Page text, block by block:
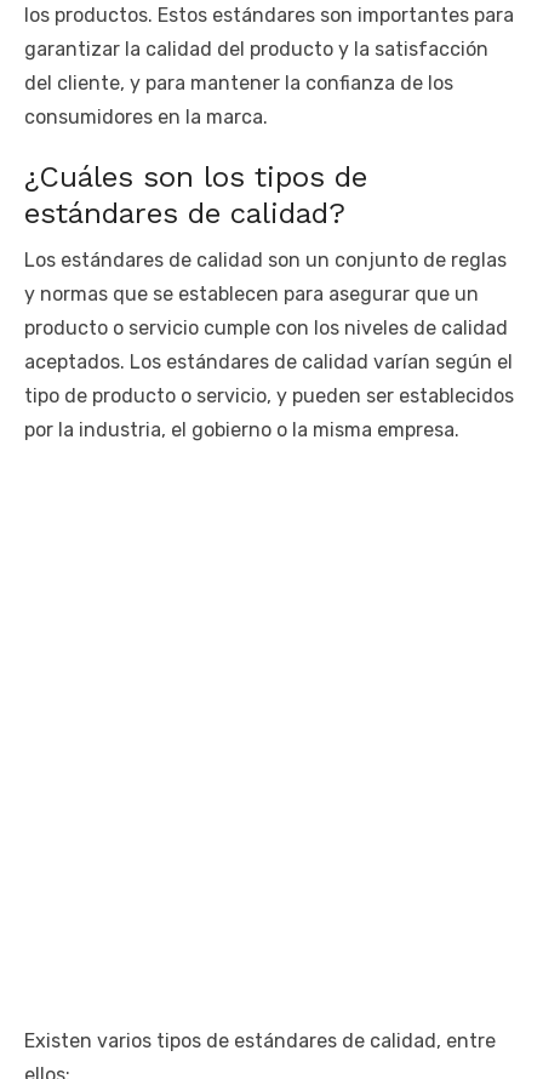
los productos. Estos estándares son importantes para
garantizar la calidad del producto y la satisfacción
del cliente, y para mantener la confianza de los
consumidores en la marca.
¿Cuáles son los tipos de
estándares de calidad?
Los estándares de calidad son un conjunto de reglas
y normas que se establecen para asegurar que un
producto o servicio cumple con los niveles de calidad
aceptados. Los estándares de calidad varían según el
tipo de producto o servicio, y pueden ser establecidos
por la industria, el gobierno o la misma empresa.
Existen varios tipos de estándares de calidad, entre